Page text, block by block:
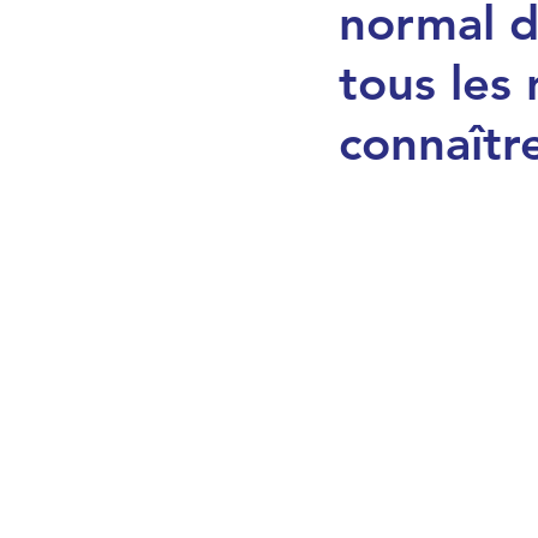
Mariage, identité et vie
normal
tous les